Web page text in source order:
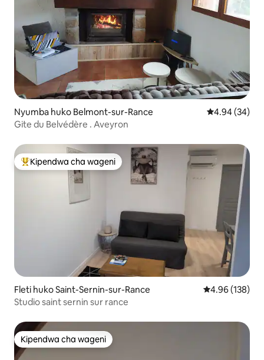
Nyumba huko Belmont-sur-Rance Ukadiriaji wa
4.94 (34)
Gite du Belvédère . Aveyron
Kipendwa maarufu cha wageni
Kipendwa cha wageni
Fleti huko Saint-Sernin-sur-Rance Ukadiriaji wa
4.96 (138)
Studio saint sernin sur rance
Kipendwa cha wageni
Kipendwa cha wageni